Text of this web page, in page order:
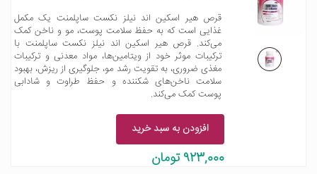
قرص هیر اسکین اند نیلز نکست ساپلمنت یک مکمل
غذایی است که به حفظ سلامت پوست، مو و ناخن کمک
می‌کند. قرص هیر اسکین اند نیلز نکست ساپلمنت با
ترکیبات موثر خود از ویتامین‌ها، مواد معدنی و ترکیبات
مغذی ضروری، به تقویت رشد مو، جلوگیری از ریزش، بهبود
سلامت ناخن‌های شکننده و حفظ طراوت و شادابی
پوست کمک می‌کند.
افزودن به سبد خرید
923,000 تومان